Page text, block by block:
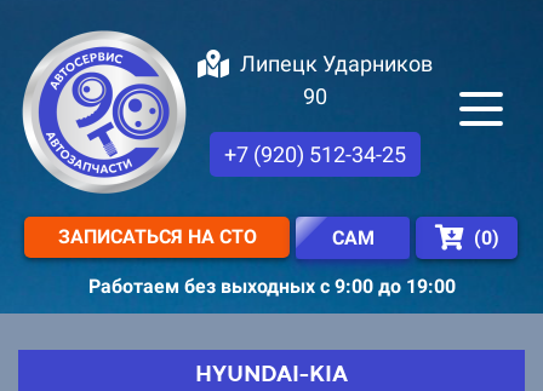
Липецк Ударников
90
+7 (920) 512-34-25
ЗАПИСАТЬСЯ НА СТО САМ (0)
Работаем без выходных с 9:00 до 19:00
HYUNDAI-KIA